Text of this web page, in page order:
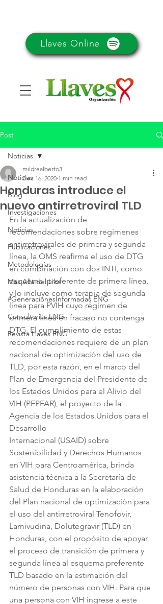
Llaves Online
Post
Noticias
Blog
Investigaciones
Noticias
Publicaciones
Metodologías
Más Allá del Like
#GeneracionesInformadas ENG
Consultorias ENG
Revista Llaves ENG
Noticias
Honduras introduce el
nuevo antirretroviral TLD
mildrealberto3
Dec 16, 2020 1 min read
En la actualización de
recomendaciones sobre regímenes
antirretrovirales de primera y segunda
línea, la OMS reafirma el uso de DTG
en combinación con dos INTI, como
esquema  preferente de primera línea,
y lo incluye como terapia de segunda
línea para PVIH cuyo régimen de
primera línea en fracaso no contenga
DTG. El cumplimiento de estas
recomendaciones requiere de un plan
nacional de optimización del uso de
TLD, por esta razón, en el marco del
Plan de Emergencia del Presidente de
los Estados Unidos para el Alivio del
VIH (PEPFAR), el proyecto de la
Agencia de los Estados Unidos para el
Desarrollo
Internacional (USAID) sobre
Sostenibilidad y Derechos Humanos
en VIH para Centroamérica, brinda
asistencia técnica a la Secretaría de
Salud de Honduras en la elaboración
del Plan nacional de optimización para
el uso del antirretroviral Tenofovir,
Lamivudina, Dolutegravir (TLD) en
Honduras, con el propósito de apoyar
el proceso de transición de primera y
segunda línea al esquema preferente
TLD basado en la estimación del
número de personas con VIH. Para que
una persona con VIH ingrese a este